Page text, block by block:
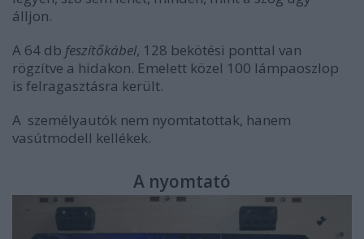
álljon.
A 64 db feszítőkábel, 128 bekötési ponttal van
rögzítve a hidakon. Emelett közel 100 lámpaoszlop
is felragasztásra került.
A személyautók nem nyomtatottak, hanem
vasútmodell kellékek.
A nyomtató